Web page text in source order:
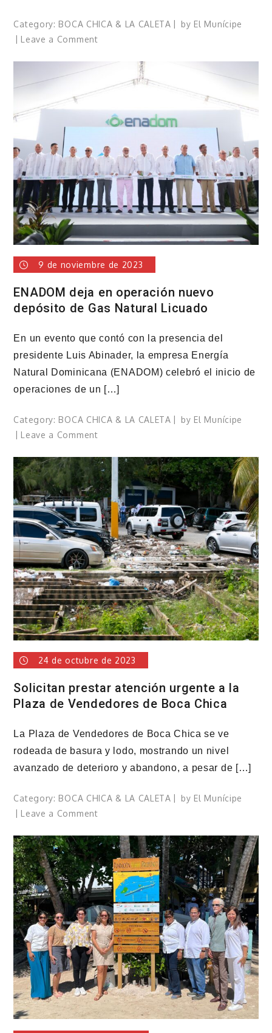
Category: BOCA CHICA & LA CALETA by El Munícipe
Leave a Commenton
Dominicana
el
play
Alberto
Ozoria
9 de noviembre de 2023
ENADOM deja en operación nuevo
depósito de Gas Natural Licuado
En un evento que contó con la presencia del
presidente Luis Abinader, la empresa Energía
Natural Dominicana (ENADOM) celebró el inicio de
operaciones de un […]
Category: BOCA CHICA & LA CALETA by El Munícipe
Leave a Commenton
deja
en
operación
nuevo
depósito
de
Gas
Natural
Licuado
24 de octubre de 2023
Solicitan prestar atención urgente a la
Plaza de Vendedores de Boca Chica
La Plaza de Vendedores de Boca Chica se ve
rodeada de basura y lodo, mostrando un nivel
avanzado de deterioro y abandono, a pesar de […]
Category: BOCA CHICA & LA CALETA by El Munícipe
Leave a Commenton
prestar
atención
urgente
a
la
Plaza
de
Vendedores
de
Boca
Chica